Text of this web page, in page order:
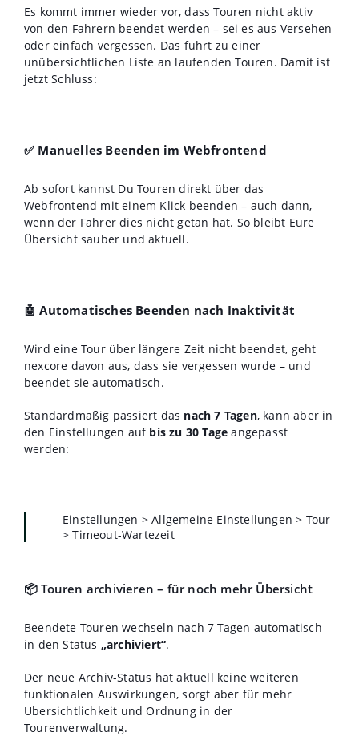
Es kommt immer wieder vor, dass Touren nicht aktiv
von den Fahrern beendet werden – sei es aus Versehen
oder einfach vergessen. Das führt zu einer
unübersichtlichen Liste an laufenden Touren. Damit ist
jetzt Schluss:
✅ Manuelles Beenden im Webfrontend
Ab sofort kannst Du Touren direkt über das
Webfrontend mit einem Klick beenden – auch dann,
wenn der Fahrer dies nicht getan hat. So bleibt Eure
Übersicht sauber und aktuell.
🤖 Automatisches Beenden nach Inaktivität
Wird eine Tour über längere Zeit nicht beendet, geht
nexcore davon aus, dass sie vergessen wurde – und
beendet sie automatisch.
Standardmäßig passiert das nach 7 Tagen, kann aber in
den Einstellungen auf bis zu 30 Tage angepasst
werden:
Einstellungen > Allgemeine Einstellungen > Tour
> Timeout-Wartezeit
📦 Touren archivieren – für noch mehr Übersicht
Beendete Touren wechseln nach 7 Tagen automatisch
in den Status „archiviert“.
Der neue Archiv-Status hat aktuell keine weiteren
funktionalen Auswirkungen, sorgt aber für mehr
Übersichtlichkeit und Ordnung in der
Tourenverwaltung.